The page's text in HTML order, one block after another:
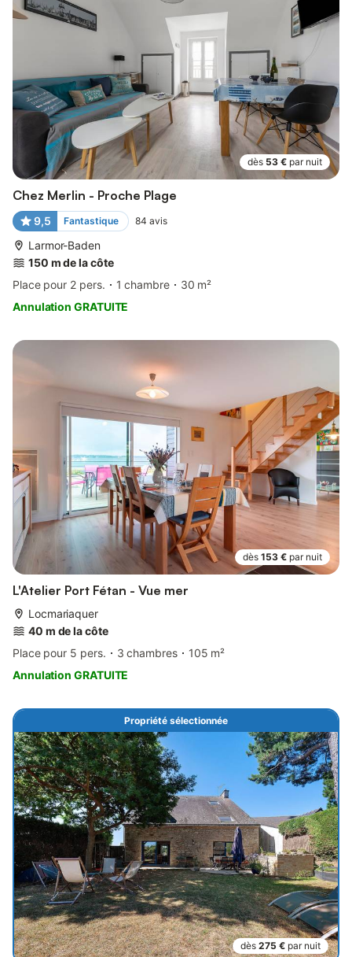
dès 53 € par nuit
Chez Merlin - Proche Plage
9,5 Fantastique 84 avis
Larmor-Baden
150 m de la côte
Place pour 2 pers.
1 chambre
30 m²
Annulation GRATUITE
dès 153 € par nuit
L'Atelier Port Fétan - Vue mer
Locmariaquer
40 m de la côte
Place pour 5 pers.
3 chambres
105 m²
Annulation GRATUITE
Propriété sélectionnée
dès 275 € par nuit